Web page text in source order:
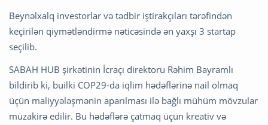
Beynəlxalq investorlar və tədbir iştirakçıları tərəfindən
keçirilən qiymətləndirmə nəticəsində ən yaxşı 3 startap
seçilib.
SABAH HUB şirkətinin İcraçı direktoru Rəhim Bayramlı
bildirib ki, builki COP29-da iqlim hədəflərinə nail olmaq
üçün maliyyələşmənin aparılması ilə bağlı mühüm mövzular
müzakirə edilir. Bu hədəflərə çatmaq üçün kreativ və